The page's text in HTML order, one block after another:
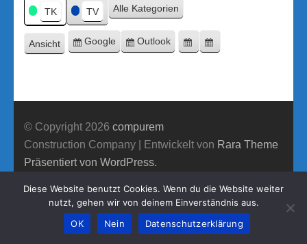
TK TV Alle Kategorien
Ansicht ausdrucken
Eintragen
Google
Eintragen
Outlook
Google-
© Copyright 2026 compurem
Construction Company | Entwickelt von Rara Theme
Präsentiert von WordPress.
Diese Website benutzt Cookies. Wenn du die Website weiter
nutzt, gehen wir von deinem Einverständnis aus.
OK
Nein Datenschutzerklärung